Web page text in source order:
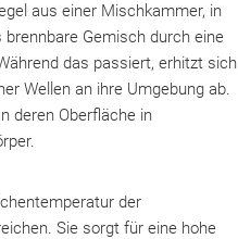
aus einer Mischkammer, in
Gemisch durch eine
das passiert, erhitzt sich
Wellen an ihre Umgebung ab.
deren Oberfläche in
der
Sie sorgt für eine hohe